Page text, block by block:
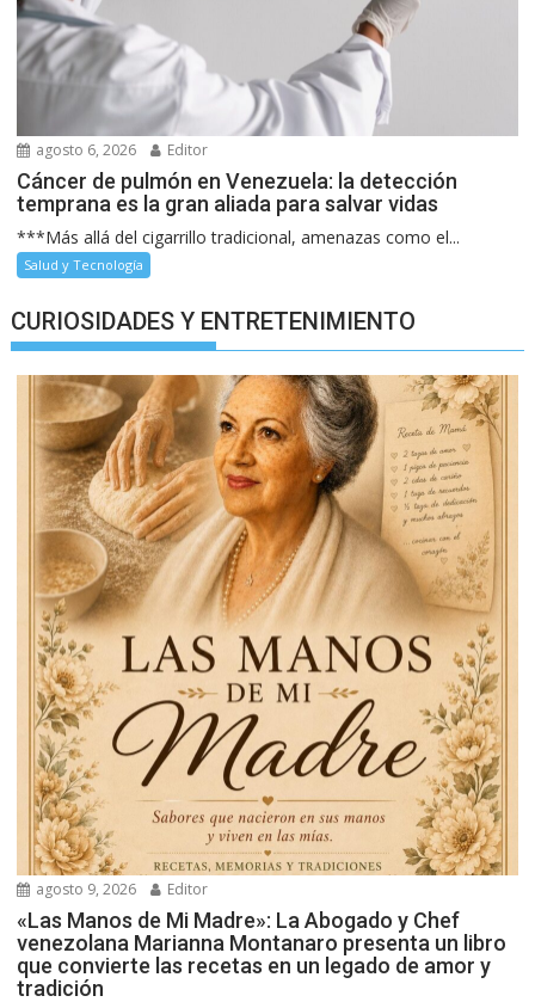
agosto 6, 2026 Editor
Cáncer de pulmón en Venezuela: la detección
temprana es la gran aliada para salvar vidas
***Más allá del cigarrillo tradicional, amenazas como el...
Salud y Tecnología
CURIOSIDADES Y ENTRETENIMIENTO
agosto 9, 2026 Editor
«Las Manos de Mi Madre»: La Abogado y Chef
venezolana Marianna Montanaro presenta un libro
que convierte las recetas en un legado de amor y
tradición